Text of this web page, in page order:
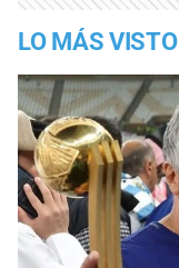
LO MÁS VISTO